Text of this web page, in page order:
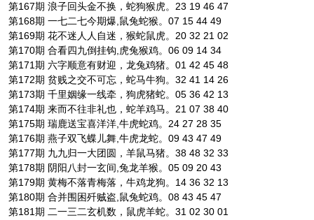
第167期 浪子回头金不换，蛇狗猴虎。23 19 46 47
第168期 一七二七今期爆,鼠兔蛇猴。07 15 44 49
第169期 花不迷人人自迷，猴蛇鼠虎。20 32 21 02
第170期 合看四九倒挂钩,虎兔猴鸡。06 09 14 34
第171期 六字顺意有财迎，龙兔鸡猪。01 42 45 48
第172期 贫贱之交不可忘，蛇马牛狗。32 41 14 26
第173期 千里姻缘一线牵，狗虎猪蛇。05 36 42 13
第174期 来而不往非礼也，蛇羊鸡马。21 07 38 40
第175期 瑞鹿送宝喜洋洋,牛虎蛇鸡。24 27 28 35
第176期 燕子双飞蝶儿舞,牛虎龙蛇。09 43 47 49
第177期 九九归一大团圆，羊鼠马猪。38 48 32 33
第178期 阴阳八封一玄间,兔龙羊猴。05 09 20 43
第179期 黄梅不落青梅落，牛鸡龙狗。14 36 32 13
第180期 合并围困歼贼盗,鼠兔蛇鸡。08 43 45 47
第181期 二一三二玄机数，鼠虎羊蛇。31 02 30 01